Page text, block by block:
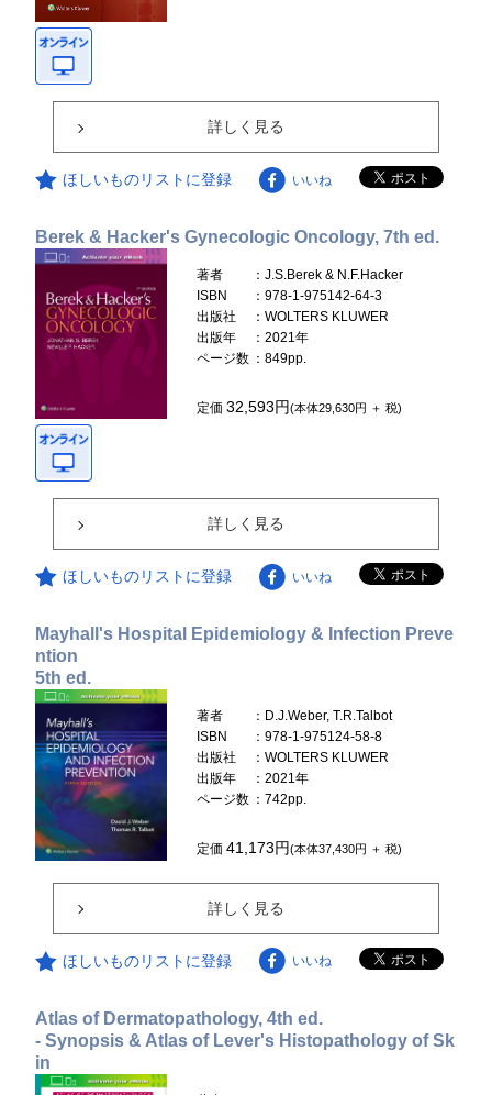
詳しく見る
ほしいものリストに登録 いいね
Berek & Hacker's Gynecologic Oncology, 7th ed.
著者
：J.S.Berek & N.F.Hacker
ISBN
：978-1-975142-64-3
出版社
：WOLTERS KLUWER
出版年
：2021年
ページ数 ：849pp.
定価32,593円(本体29,630円 ＋ 税)
詳しく見る
ほしいものリストに登録 いいね
Mayhall's Hospital Epidemiology & Infection Preve
ntion
5th ed.
著者
：D.J.Weber, T.R.Talbot
ISBN
：978-1-975124-58-8
出版社
：WOLTERS KLUWER
出版年
：2021年
ページ数 ：742pp.
定価41,173円(本体37,430円 ＋ 税)
詳しく見る
ほしいものリストに登録 いいね
Atlas of Dermatopathology, 4th ed.
- Synopsis & Atlas of Lever's Histopathology of Sk
in